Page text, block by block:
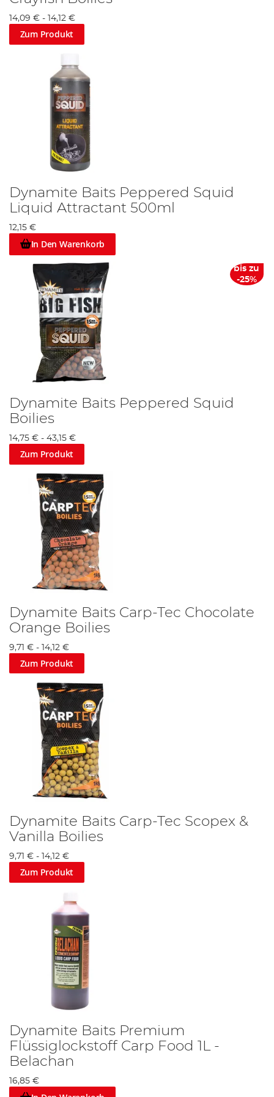
14,09 € - 14,12 €
Zum Produkt
Dynamite Baits Peppered Squid
Liquid Attractant 500ml
12,15 €
In Den Warenkorb
bis zu
-25%
Dynamite Baits Peppered Squid
Boilies
14,75 € - 43,15 €
Zum Produkt
Dynamite Baits Carp-Tec Chocolate
Orange Boilies
9,71 € - 14,12 €
Zum Produkt
Dynamite Baits Carp-Tec Scopex &
Vanilla Boilies
9,71 € - 14,12 €
Zum Produkt
Dynamite Baits Premium
Flüssiglockstoff Carp Food 1L -
Belachan
16,85 €